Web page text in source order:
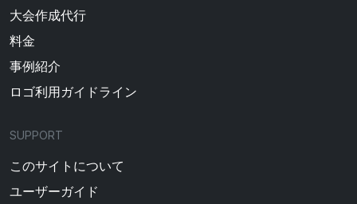
大会作成代行
料金
事例紹介
ロゴ利用ガイドライン
SUPPORT
このサイトについて
ユーザーガイド